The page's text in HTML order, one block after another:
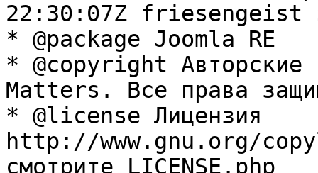
22:30:07Z friesengeist
* @package Joomla RE
* @copyright Авторские
Matters. Все права
* @license Лицензия
http://www.gnu.org/
смотрите LICENSE.php